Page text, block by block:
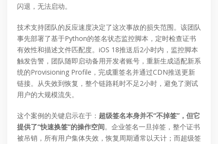
闪退，无法启动。
技术支持团队的反应速度决定了这次事故的损失范围。该团队
事先部署了基于Python的签名状态监控脚本，定时检查证书
有效性和描述文件匹配度。iOS 18推送后2小时内，监控脚本
触发告警，团队随即启动备用开发者账号，重新生成适配新系
统的Provisioning Profile，完成重签名并通过CDN推送更新
链接。从失效到恢复，整个链路耗时不足2小时，避免了测试
用户的大规模流失。
这个案例的关键启示在于： 超级签名本身并不“不掉签”，但它
提供了“快速换签”的操作空间。企业签名一旦掉签，整个证书
被吊销，所有用户集体失效，恢复周期通常以天计；而超级签